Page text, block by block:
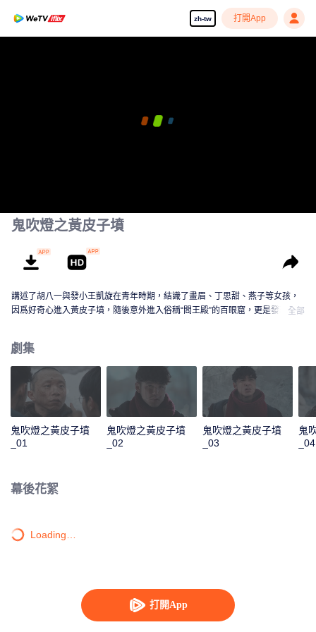
zh-tw 打開App
打開App
鬼吹燈之黃皮子墳
講述了胡八一與發小王凱旋在青年時期，結識了畫眉、丁思甜、燕子等女孩，
因爲好奇心進入黃皮子墳，隨後意外進入俗稱“閻王殿”的百眼窟，更是發現了日
全部
劇集
鬼吹燈之黃皮子墳
_01
鬼吹燈之黃皮子墳
_02
鬼吹燈之黃皮子墳
_03
鬼
_04
幕後花絮
Loading…